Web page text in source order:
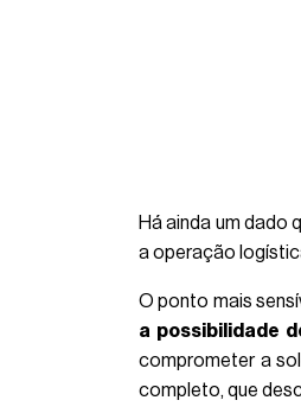
Há ainda um dado
a operação
O ponto mais
a possibilidade
comprometer a
completo, que